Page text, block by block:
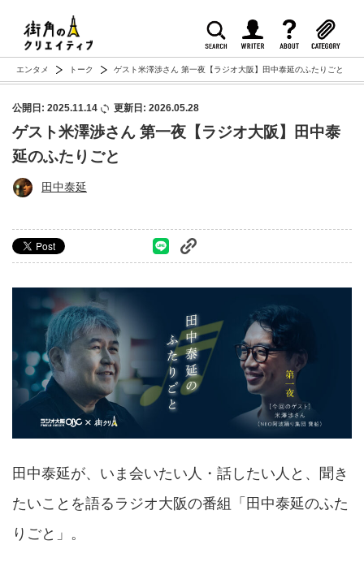
エンタメ トーク ゲスト米澤渉さん 第一夜【ラジオ大阪】田中泰延のふたりごと
公開日: 2025.11.14 更新日: 2026.05.28
ゲスト米澤渉さん 第一夜【ラジオ大阪】田中泰
延のふたりごと
田中泰延
田中泰延が、いま会いたい人・話したい人と、聞き
たいことを語るラジオ大阪の番組「田中泰延のふた
りごと」。